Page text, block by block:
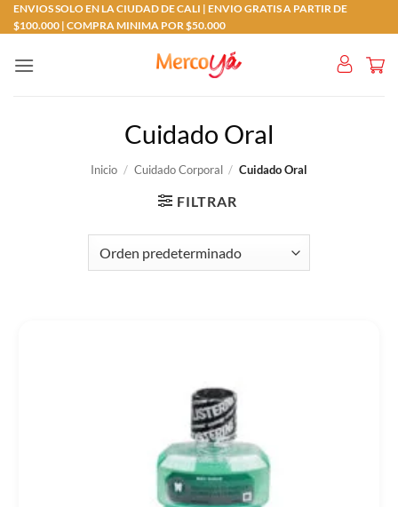
Saltar
al
ENVIOS SOLO EN LA CIUDAD DE CALI | ENVIO GRATIS A PARTIR DE
$100.000 | COMPRA MINIMA POR $50.000
Cuidado Oral
Inicio / Cuidado Corporal / Cuidado Oral
FILTRAR